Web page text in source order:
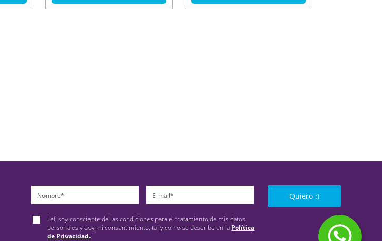
Quiero :)
Leí, soy consciente de las condiciones para el tratamiento de mis datos
personales y doy mi consentimiento, tal y como se describe en la Política
de Privacidad.